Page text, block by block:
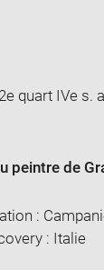
quart IVe s.
peintre de
:
: Italie